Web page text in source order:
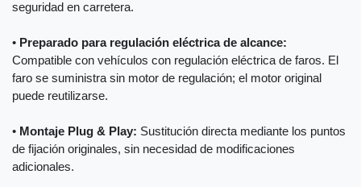
seguridad en carretera.
• Preparado para regulación eléctrica de alcance:
Compatible con vehículos con regulación eléctrica de faros. El
faro se suministra sin motor de regulación; el motor original
puede reutilizarse.
• Montaje Plug & Play: Sustitución directa mediante los puntos
de fijación originales, sin necesidad de modificaciones
adicionales.